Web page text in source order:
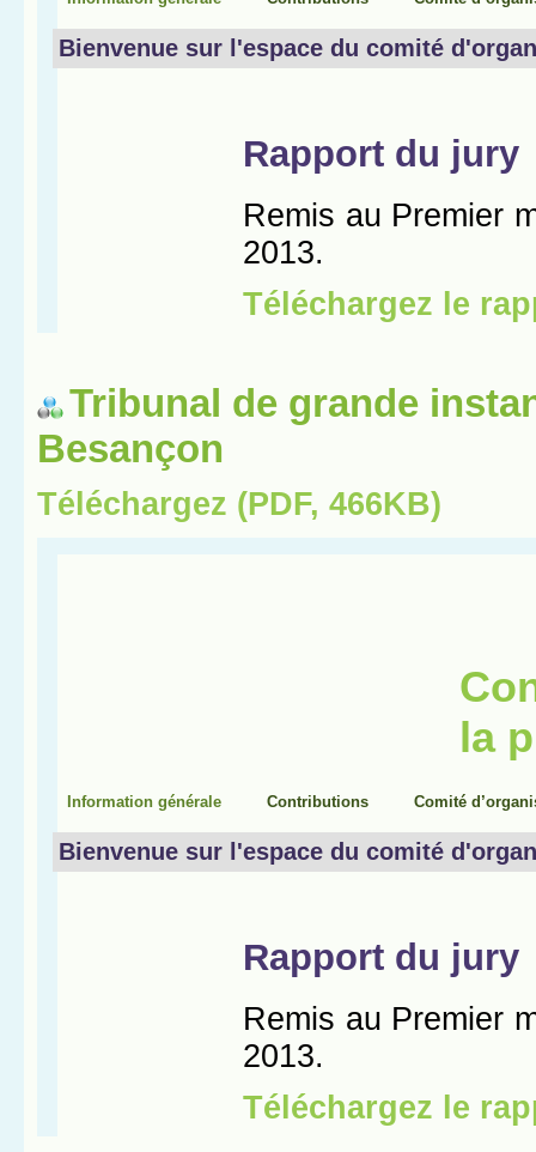
Tribunal de grande
Besançon
Téléchargez (PDF, 466KB)